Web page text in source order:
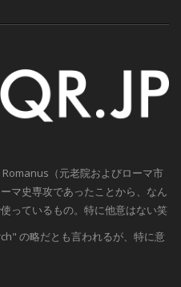
（元老院およびローマ市
マ史専攻であったことから、なん
っているもの。特に他意はない笑
の略だとも言われるが、特に意